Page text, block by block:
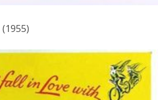
(1955)